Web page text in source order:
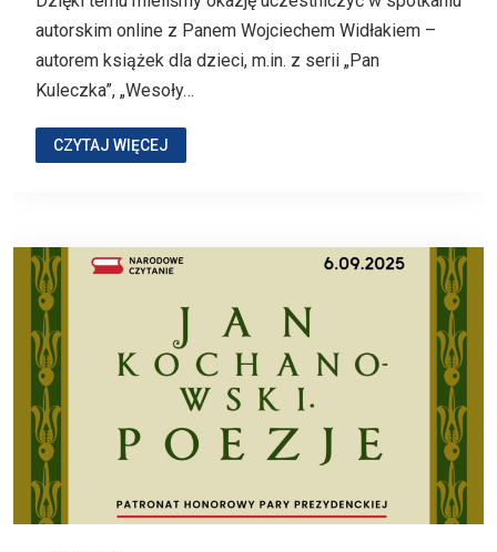
autorskim online z Panem Wojciechem Widłakiem –
autorem książek dla dzieci, m.in. z serii „Pan
Kuleczka”, „Wesoły…
CZYTAJ WIĘCEJ